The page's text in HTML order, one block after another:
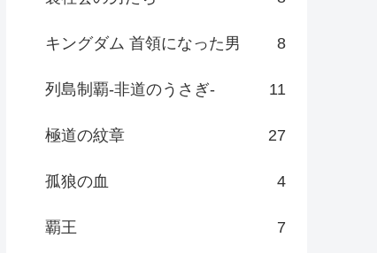
キングダム 首領になった男 8
列島制覇-非道のうさぎ- 11
極道の紋章 27
孤狼の血 4
覇王 7